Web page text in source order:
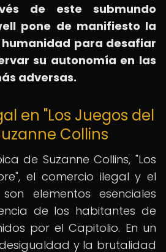
de este submundo
pone de manifiesto la
para desafiar
su autonomía en las
adversas.
en "Los Juegos del
Collins
de Suzanne Collins, "Los
el comercio ilegal y el
elementos esenciales
de los habitantes de
por el Capitolio. En un
y la brutalidad